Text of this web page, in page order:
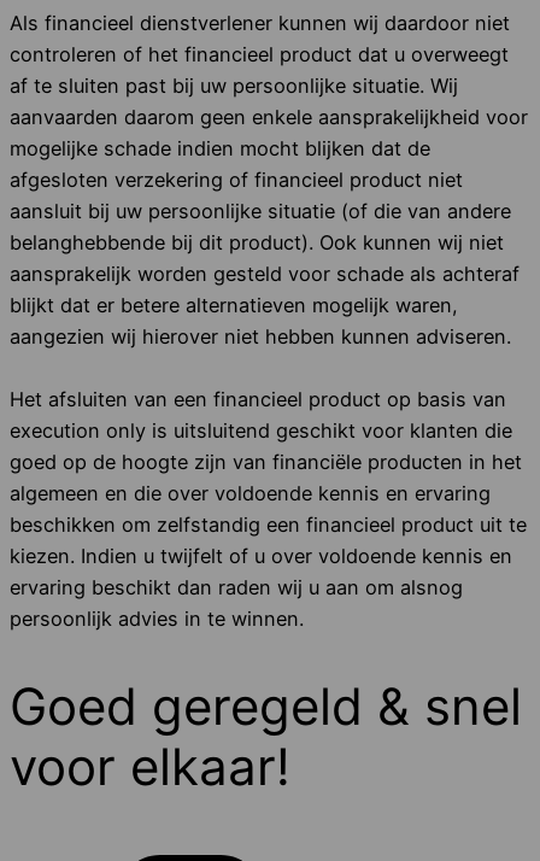
Als financieel dienstverlener kunnen wij daardoor niet
controleren of het financieel product dat u overweegt
af te sluiten past bij uw persoonlijke situatie. Wij
aanvaarden daarom geen enkele aansprakelijkheid voor
mogelijke schade indien mocht blijken dat de
afgesloten verzekering of financieel product niet
aansluit bij uw persoonlijke situatie (of die van andere
belanghebbende bij dit product). Ook kunnen wij niet
aansprakelijk worden gesteld voor schade als achteraf
blijkt dat er betere alternatieven mogelijk waren,
aangezien wij hierover niet hebben kunnen adviseren.
Het afsluiten van een financieel product op basis van
execution only is uitsluitend geschikt voor klanten die
goed op de hoogte zijn van financiële producten in het
algemeen en die over voldoende kennis en ervaring
beschikken om zelfstandig een financieel product uit te
kiezen. Indien u twijfelt of u over voldoende kennis en
ervaring beschikt dan raden wij u aan om alsnog
persoonlijk advies in te winnen.
Goed geregeld & snel
voor elkaar!